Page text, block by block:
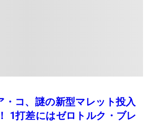
・コ、謎の新型マレット投入
1打差にはゼロトルク・ブレ